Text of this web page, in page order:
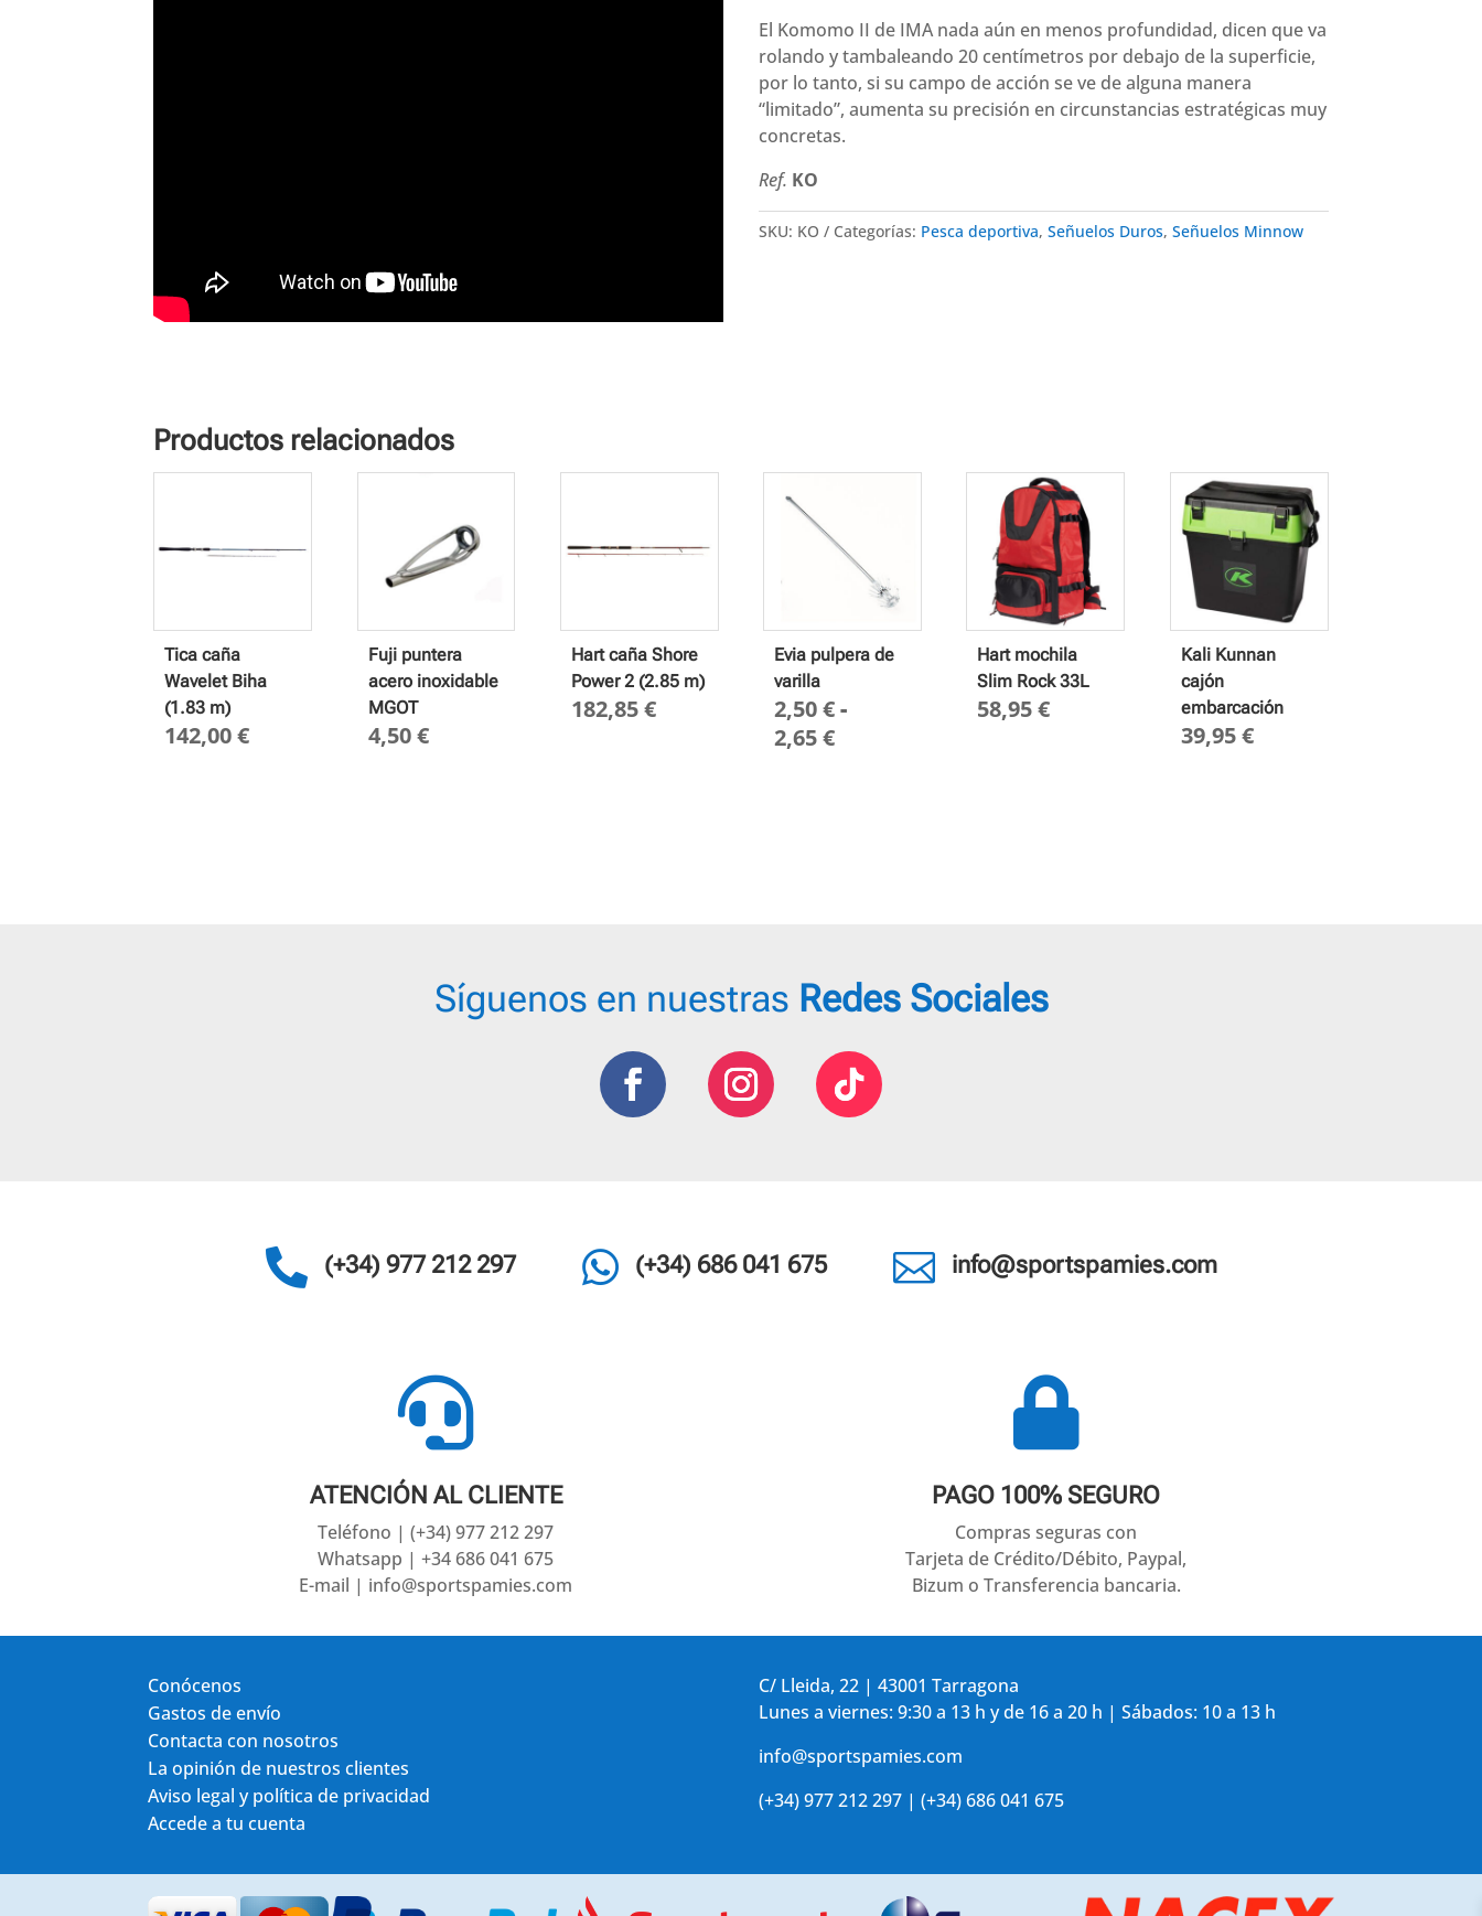
El Komomo II de IMA nada aún en menos profundidad, dicen que va
rolando y tambaleando 20 centímetros por debajo de la superficie,
por lo tanto, si su campo de acción se ve de alguna manera
“limitado”, aumenta su precisión en circunstancias estratégicas muy
concretas.
Ref. KO
SKU: KO Categorías: Pesca deportiva, Señuelos Duros, Señuelos Minnow
Productos relacionados
Tica caña
Wavelet Biha
(1.83 m)
142,00€
Fuji puntera
acero inoxidable
MGOT
4,50€
Hart caña Shore
Power 2 (2.85 m)
182,85€
Evia pulpera de
varilla
2,50€-
2,65€Rango
Hart mochila
Slim Rock 33L
58,95€
Kali Kunnan
cajón
embarcación
39,95€
Síguenos en nuestras Redes Sociales
 (+34) 977 212 297  (+34) 686 041 675  info@sportspamies.com

ATENCIÓN AL CLIENTE
Teléfono | (+34) 977 212 297
Whatsapp | +34 686 041 675
E-mail | info@sportspamies.com

PAGO 100% SEGURO
Compras seguras con
Tarjeta de Crédito/Débito, Paypal,
Bizum o Transferencia bancaria.
Conócenos
Gastos de envío
Contacta con nosotros
La opinión de nuestros clientes
Aviso legal y política de privacidad
Accede a tu cuenta
C/ Lleida, 22 | 43001 Tarragona
Lunes a viernes: 9:30 a 13 h y de 16 a 20 h | Sábados: 10 a 13 h
info@sportspamies.com
(+34) 977 212 297 | (+34) 686 041 675